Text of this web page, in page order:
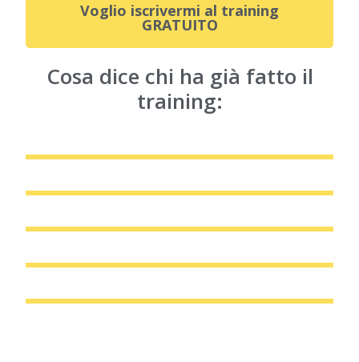
Voglio iscrivermi al training
GRATUITO
Cosa dice chi ha già fatto il
training: